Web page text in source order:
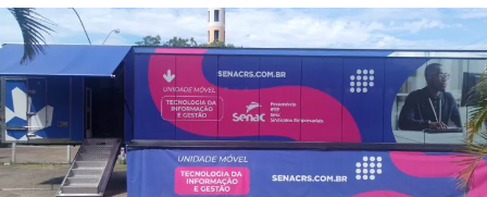
economia, preparando
trabalhadores e
empreendedores para um
comércio cada vez mais